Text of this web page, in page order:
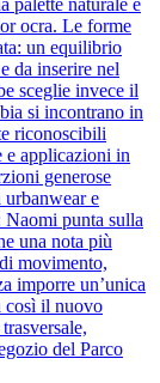
palette naturale e
ocra. Le forme
un equilibrio
da inserire nel
sceglie invece il
si incontrano in
riconoscibili
e applicazioni in
generose
urbanwear e
Naomi punta sulla
una nota più
movimento,
imporre un’unica
così il nuovo
del Parco